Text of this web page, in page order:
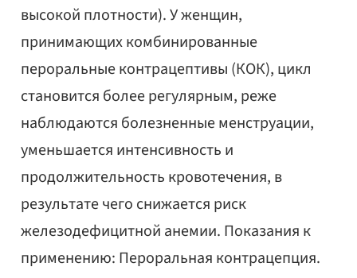
высокой плотности). У женщин,
принимающих комбинированные
пероральные контрацептивы (КОК), цикл
становится более регулярным, реже
наблюдаются болезненные менструации,
уменьшается интенсивность и
продолжительность кровотечения, в
результате чего снижается риск
железодефицитной анемии. Показания к
применению: Пероральная контрацепция.